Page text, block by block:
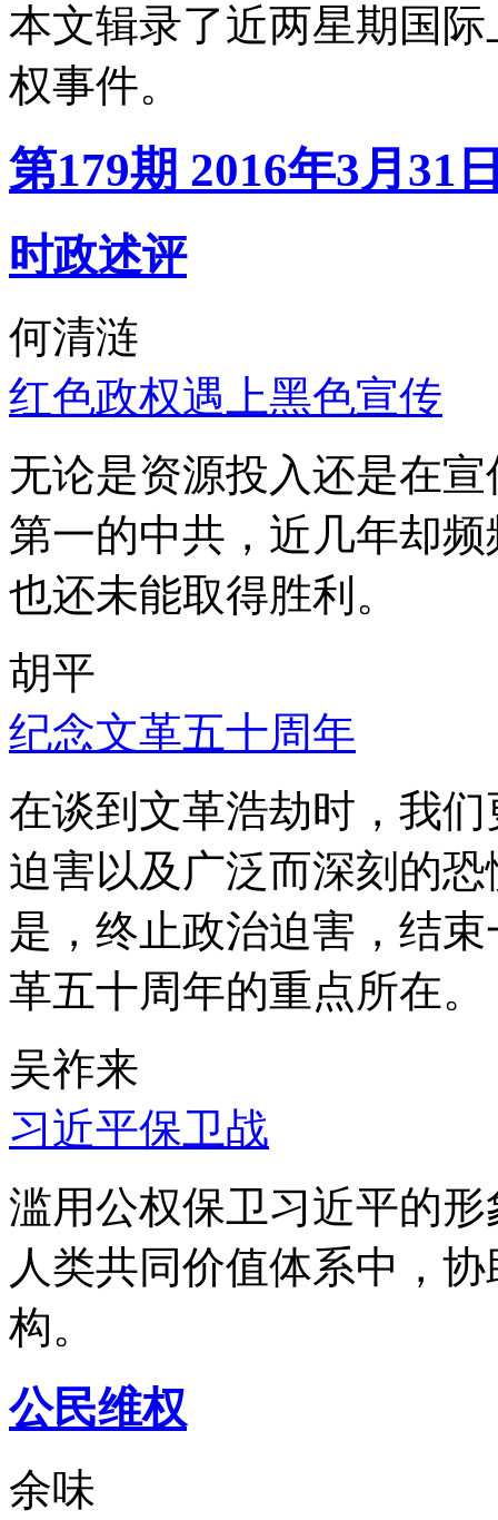
本文辑录了近两星期国
权事件。
第179期 2016年3月31
时政述评
何清涟
红色政权遇上黑色宣传
无论是资源投入还是在
第一的中共，近几年却
也还未能取得胜利。
胡平
纪念文革五十周年
在谈到文革浩劫时，我
迫害以及广泛而深刻的
是，终止政治迫害，结
革五十周年的重点所在。
吴祚来
习近平保卫战
滥用公权保卫习近平的
人类共同价值体系中，
构。
公民维权
余味